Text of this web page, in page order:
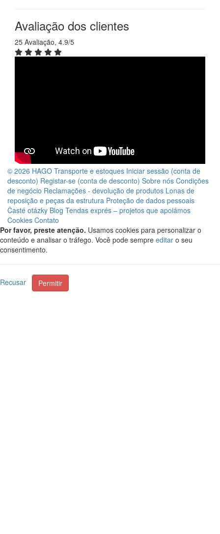
Avaliação dos clientes
25 Avaliação, 4.9/5
© 2026 HAGO Transporte e estoques Iniciar sessão (conta de
desconto) Registar-se (conta de desconto) Sobre nós Condições
de negócio Reclamações - devolução de produtos Lonas de
reposição e peças da estrutura Proteção de dados pessoais
Časté otázky Blog Tendas exprés – projetos que apoiámos
Cookies Contato
Por favor, preste atenção. Usamos cookies para personalizar o
conteúdo e analisar o tráfego. Você pode sempre editar o seu
consentimento.
Recusar Permitir